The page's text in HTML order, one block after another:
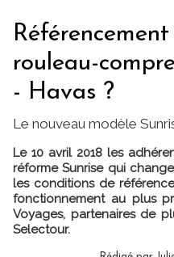
rouleau-
- Havas ?
Le nouveau modèle
Le 10 avril 2018 les
réforme Sunrise qui
les conditions de
fonctionnement au plus
Voyages, partenaires de
Selectour.